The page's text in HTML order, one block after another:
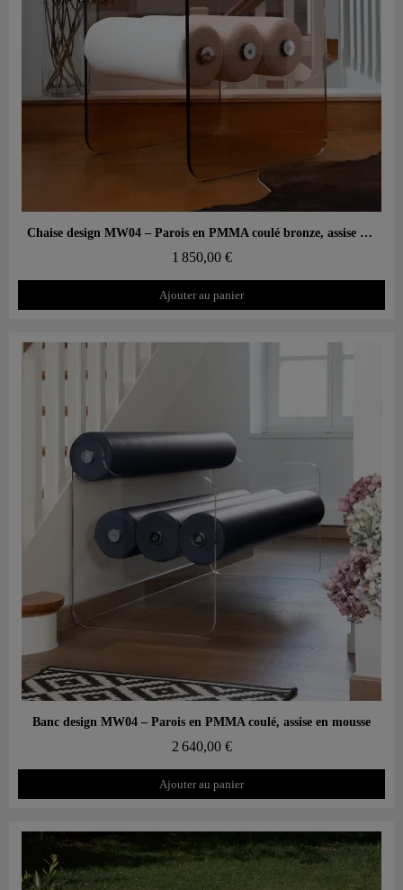
Aperçu rapide Chaise design MW04 – Parois en PMMA coulé bronze, assise en mousse
1 850,00 €
Ajouter au panier
Aperçu rapide
Banc design MW04 – Parois en PMMA coulé, assise en mousse
2 640,00 €
Ajouter au panier